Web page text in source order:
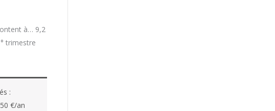
à… 9,2
trimestre
:
€/an